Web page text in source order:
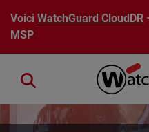
Aller au contenu principal
VoiciWatchGuard CloudDR
MSP
Close search